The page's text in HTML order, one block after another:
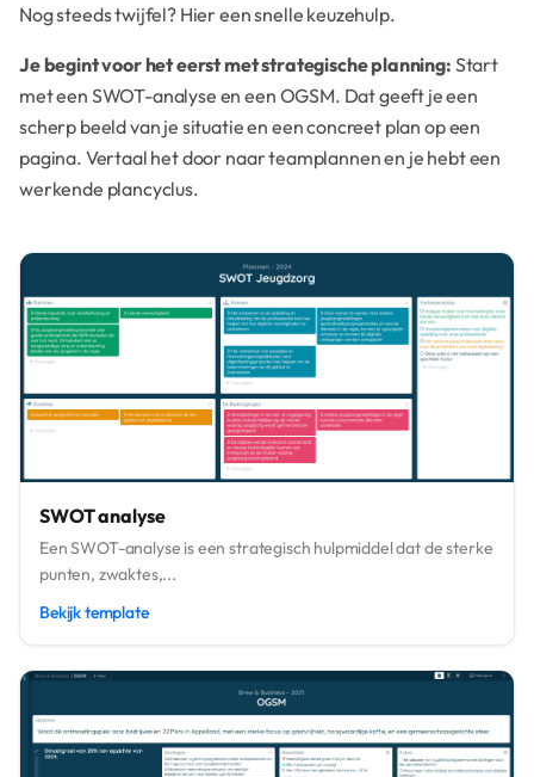
Nog steeds twijfel? Hier een snelle keuzehulp.
Je begint voor het eerst met strategische planning: Start
met een SWOT-analyse en een OGSM. Dat geeft je een
scherp beeld van je situatie en een concreet plan op een
pagina. Vertaal het door naar teamplannen en je hebt een
werkende plancyclus.
SWOT analyse
Een SWOT-analyse is een strategisch hulpmiddel dat de sterke
punten, zwaktes,...
Bekijk template